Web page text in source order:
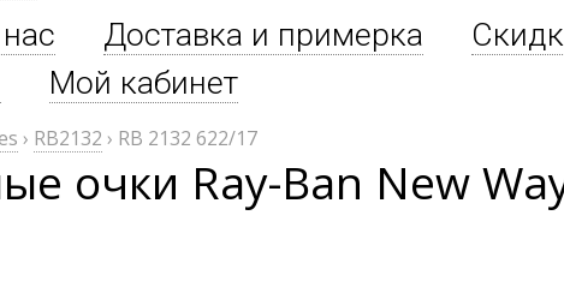
Доставка и примерка
Мой кабинет
› RB2132 › RB 2132 622/17
очки Ray-Ban New